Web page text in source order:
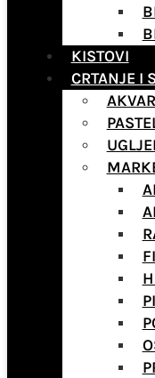
KISTOVI
CRTANJE I